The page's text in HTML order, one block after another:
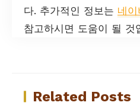
다. 추가적인 정보는 네
참고하시면 도움이 될 것
Related Posts